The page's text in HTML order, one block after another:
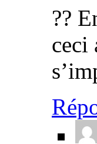
??
ceci